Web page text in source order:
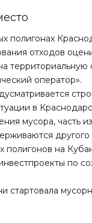
полигонах
отходов
территориальную
оператор».
в
мусора, часть
на
по
стартовала